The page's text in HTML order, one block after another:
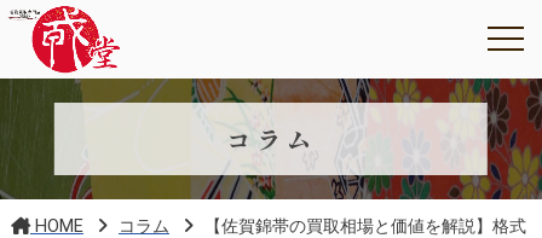
コラム
HOME コラム
【佐賀錦帯の買取相場と価値を解説】格式